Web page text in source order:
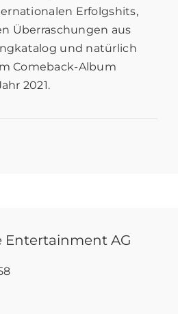
Erfolgshits,
Überraschungen aus
und natürlich
Comeback-Album
2021.
Entertainment AG